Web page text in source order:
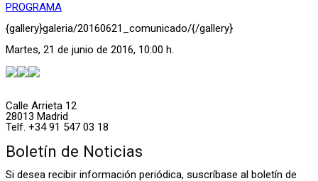
PROGRAMA
{gallery}galeria/20160621_comunicado/{/gallery}
Martes, 21 de junio de 2016, 10:00 h.
Calle Arrieta 12
28013 Madrid
Telf. +34 91 547 03 18
Boletín de Noticias
Si desea recibir información periódica, suscríbase al boletín de